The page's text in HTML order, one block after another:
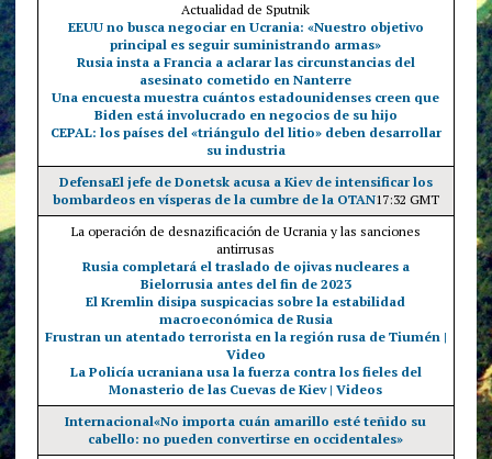
Actualidad de Sputnik
EEUU no busca negociar en Ucrania: «Nuestro objetivo
principal es seguir suministrando armas»
Rusia insta a Francia a aclarar las circunstancias del
asesinato cometido en Nanterre
Una encuesta muestra cuántos estadounidenses creen que
Biden está involucrado en negocios de su hijo
CEPAL: los países del «triángulo del litio» deben desarrollar
su industria
DefensaEl jefe de Donetsk acusa a Kiev de intensificar los
bombardeos en vísperas de la cumbre de la OTAN17:32 GMT
La operación de desnazificación de Ucrania y las sanciones
antirrusas
Rusia completará el traslado de ojivas nucleares a
Bielorrusia antes del fin de 2023
El Kremlin disipa suspicacias sobre la estabilidad
macroeconómica de Rusia
Frustran un atentado terrorista en la región rusa de Tiumén |
Video
La Policía ucraniana usa la fuerza contra los fieles del
Monasterio de las Cuevas de Kiev | Videos
Internacional«No importa cuán amarillo esté teñido su
cabello: no pueden convertirse en occidentales»